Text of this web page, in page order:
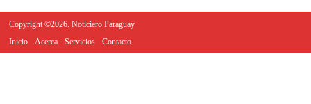
Copyright ©2026. Noticiero Paraguay
Inicio
Acerca Servicios Contacto